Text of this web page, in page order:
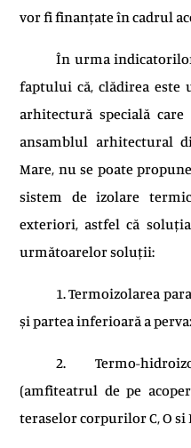
vor fi finanțate în cadrul
În urma
faptului că, clădirea
arhitectură specială
ansamblul arhitectural
Mare, nu se poate
sistem de izolare
exteriori, astfel că
următoarelor soluții:
1. Termoizolarea
și partea inferioară a
2. Termo-
(amfiteatrul de pe
teraselor corpurilor C, O si